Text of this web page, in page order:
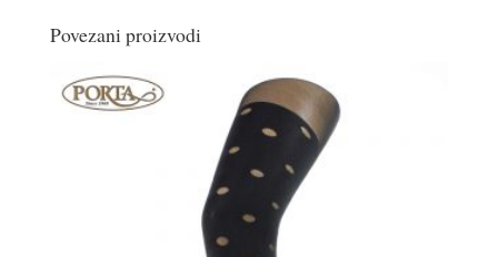
Povezani proizvodi